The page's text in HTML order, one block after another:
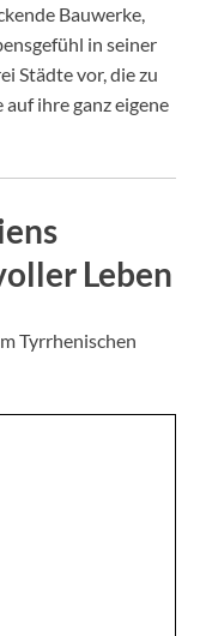
Bauwerke,
in seiner
Städte vor, die zu
ihre ganz eigene
Leben
Tyrrhenischen